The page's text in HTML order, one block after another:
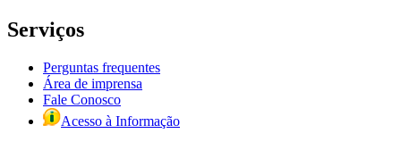
Serviços
Perguntas frequentes
Área de imprensa
Fale Conosco
Acesso à Informação